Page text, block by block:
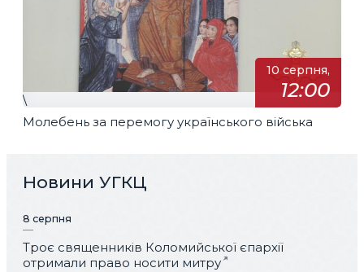
10 серпня,
12:00
\
Молебень за перемогу українського війська
Новини УГКЦ
8 серпня
Троє священників Коломийської єпархії
отримали право носити митру